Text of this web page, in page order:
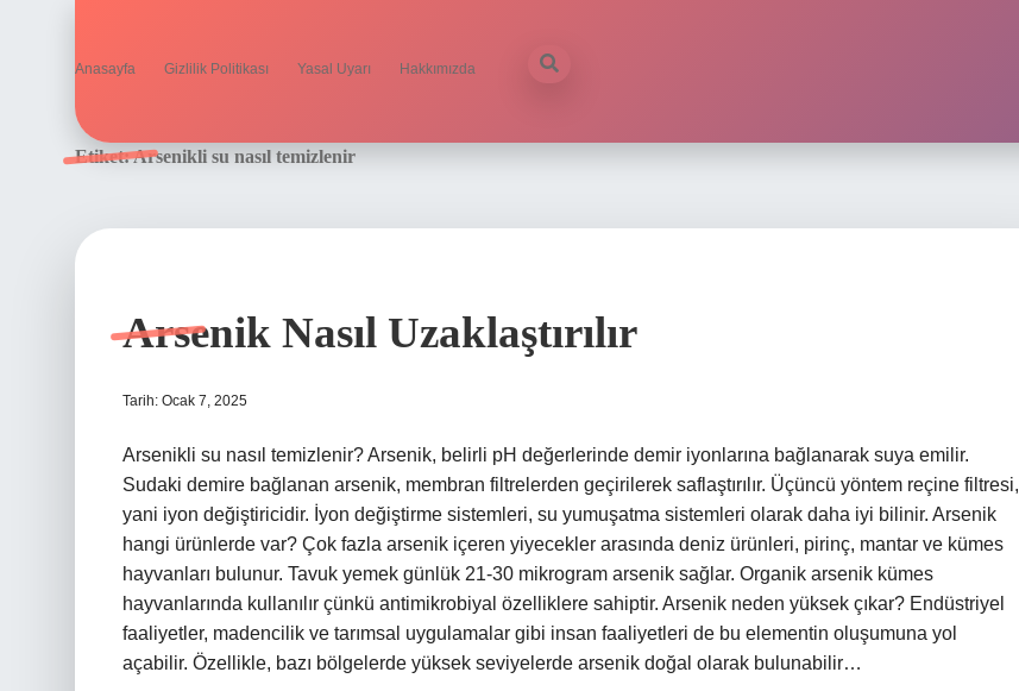
Anasayfa Gizlilik Politikası Yasal Uyarı Hakkımızda
Etiket:Arsenikli su nasıl temizlenir
Arsenik Nasıl Uzaklaştırılır
Tarih: Ocak 7, 2025
Arsenikli su nasıl temizlenir? Arsenik, belirli pH değerlerinde demir iyonlarına bağlanarak suya emilir.
Sudaki demire bağlanan arsenik, membran filtrelerden geçirilerek saflaştırılır. Üçüncü yöntem reçine filtresi,
yani iyon değiştiricidir. İyon değiştirme sistemleri, su yumuşatma sistemleri olarak daha iyi bilinir. Arsenik
hangi ürünlerde var? Çok fazla arsenik içeren yiyecekler arasında deniz ürünleri, pirinç, mantar ve kümes
hayvanları bulunur. Tavuk yemek günlük 21-30 mikrogram arsenik sağlar. Organik arsenik kümes
hayvanlarında kullanılır çünkü antimikrobiyal özelliklere sahiptir. Arsenik neden yüksek çıkar? Endüstriyel
faaliyetler, madencilik ve tarımsal uygulamalar gibi insan faaliyetleri de bu elementin oluşumuna yol
açabilir. Özellikle, bazı bölgelerde yüksek seviyelerde arsenik doğal olarak bulunabilir…